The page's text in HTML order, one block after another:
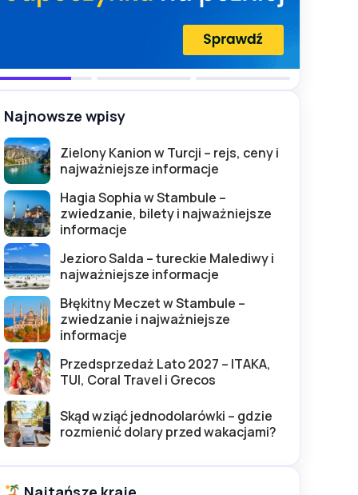
Najnowsze wpisy
Zielony Kanion w Turcji – rejs, ceny i
najważniejsze informacje
Hagia Sophia w Stambule –
zwiedzanie, bilety i najważniejsze
informacje
Jezioro Salda – tureckie Malediwy i
najważniejsze informacje
Błękitny Meczet w Stambule –
zwiedzanie i najważniejsze
informacje
Przedsprzedaż Lato 2027 – ITAKA,
TUI, Coral Travel i Grecos
Skąd wziąć jednodolarówki – gdzie
rozmienić dolary przed wakacjami?